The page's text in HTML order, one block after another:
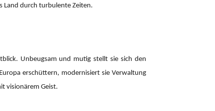
Land durch turbulente Zeiten.
Unbeugsam und mutig stellt sie sich den
erschüttern, modernisiert sie Verwaltung
visionärem Geist.